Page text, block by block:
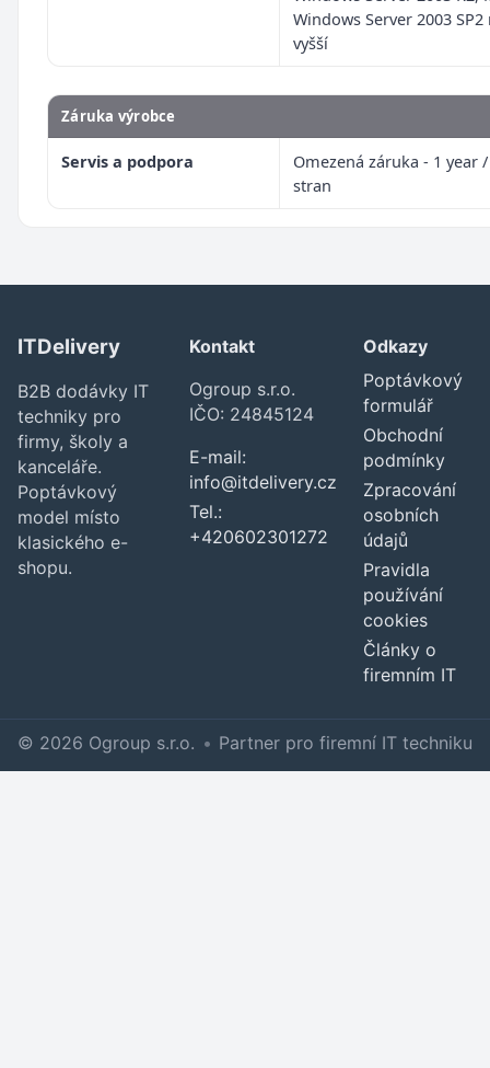
Windows Server 2003
vyšší
Záruka výrobce
Servis a podpora
Omezená záruka - 1 year
stran
ITDelivery
B2B dodávky IT
techniky pro
firmy, školy a
kanceláře.
Poptávkový
model místo
klasického e-
shopu.
Kontakt
Ogroup s.r.o.
IČO: 24845124
E-mail:
info@itdelivery.cz
Tel.:
+420602301272
Odkazy
Poptávkový
formulář
Obchodní
podmínky
Zpracování
osobních
údajů
Pravidla
používání
cookies
Články o
firemním IT
© 2026 Ogroup s.r.o. • Partner pro firemní IT techniku